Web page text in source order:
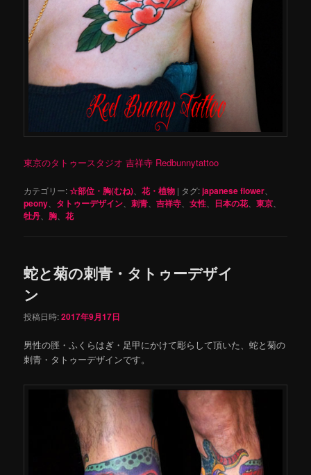
東京のタトゥースタジオ 吉祥寺 Redbunnytattoo
カテゴリー:☆部位・胸(むね) 、花・植物 | タグ:japanese flower
peony タトゥーデザイン 、刺青 、吉祥寺 、女性 日本の花、東京
牡丹 胸 、花
蛇と菊の刺青・タトゥーデザイ
ン
投稿日時:2017年9月17日
男性の脛・ふくらはぎ・足甲にかけて彫らして頂いた、蛇と菊の
刺青・タトゥーデザインです。